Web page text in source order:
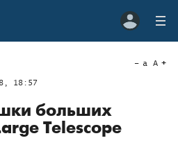
18:57
a A
больших
Telescope